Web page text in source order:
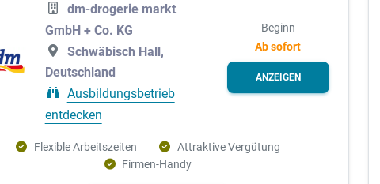
und Verkehr
2027
Mittlere Schulbildung
dm-drogerie markt
GmbH + Co. KG
Schwäbisch Hall,
Deutschland
Ausbildungsbetrieb
entdecken
Beginn
Ab sofort
ANZEIGEN
Flexible Arbeitszeiten
Attraktive Vergütung
Firmen-Handy